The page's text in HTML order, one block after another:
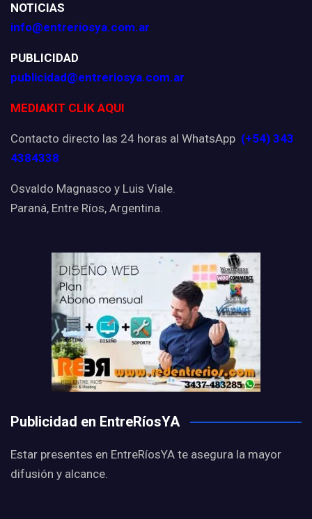
NOTICIAS
info@entreriosya.com.ar
PUBLICIDAD
publicidad@entreriosya.com.ar
MEDIAKIT CLIK AQUI
Contacto directo las 24 horas al WhatsApp (+54) 343
4384338
Osvaldo Magnasco y Luis Viale.
Paraná, Entre Ríos, Argentina.
Publicidad en EntreRíosYA
Estar presentes en EntreRíosYA te asegura la mayor
difusión y alcance.